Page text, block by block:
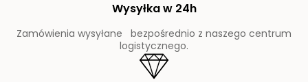
Wysyłka w 24h
Zamówienia wysyłane bezpośrednio z naszego centrum
logistycznego.